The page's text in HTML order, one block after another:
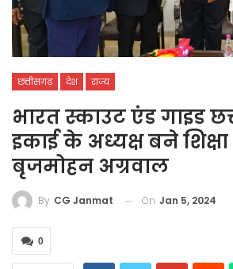
छत्तीसगढ़ देश राज्य
भारत स्काउट एंड गाइड
इकाई के अध्यक्ष बने शिक्षा
बृजमोहन अग्रवाल
By CG Janmat On Jan 5, 2024
0